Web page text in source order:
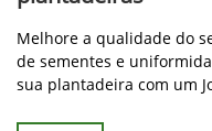
Melhore a qualidade do
de sementes e
sua plantadeira com um